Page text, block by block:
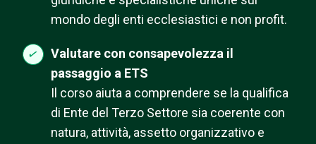
mondo degli enti ecclesiastici e non profit.
Valutare con consapevolezza il
passaggio a ETS
Il corso aiuta a comprendere se la qualifica
di Ente del Terzo Settore sia coerente con
natura, attività, assetto organizzativo e